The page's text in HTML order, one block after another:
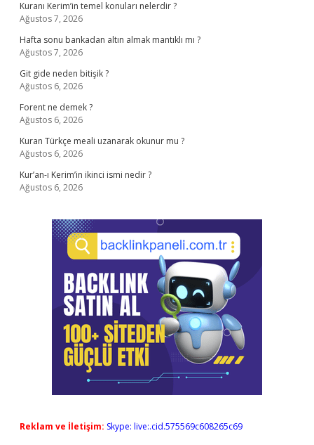
Kuranı Kerim’in temel konuları nelerdir ?
Ağustos 7, 2026
Hafta sonu bankadan altın almak mantıklı mı ?
Ağustos 7, 2026
Git gide neden bitişik ?
Ağustos 6, 2026
Forent ne demek ?
Ağustos 6, 2026
Kuran Türkçe meali uzanarak okunur mu ?
Ağustos 6, 2026
Kur’an-ı Kerim’in ikinci ismi nedir ?
Ağustos 6, 2026
Reklam ve İletişim: Skype: live:.cid.575569c608265c69